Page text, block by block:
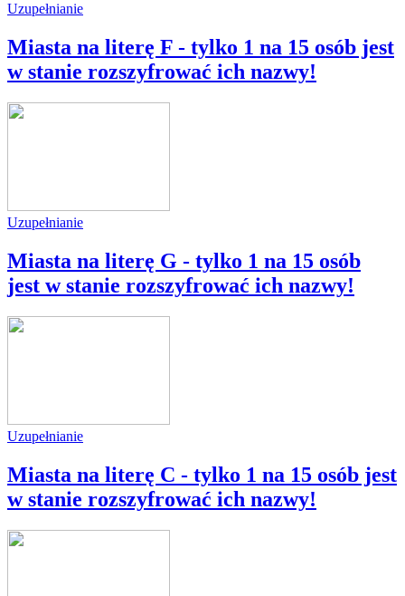
Uzupełnianie
Miasta na literę F - tylko 1 na 15 osób jest
w stanie rozszyfrować ich nazwy!
Uzupełnianie
Miasta na literę G - tylko 1 na 15 osób
jest w stanie rozszyfrować ich nazwy!
Uzupełnianie
Miasta na literę C - tylko 1 na 15 osób jest
w stanie rozszyfrować ich nazwy!